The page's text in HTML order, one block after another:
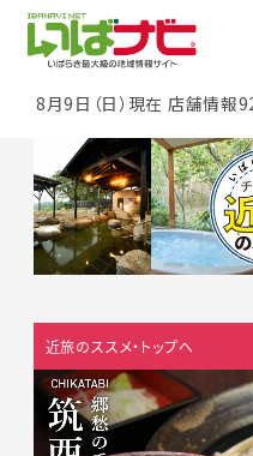
8月9日（日）現在 店舗情
近旅のススメ・トップへ